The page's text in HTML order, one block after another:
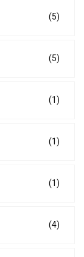
(5)
(5)
(1)
(1)
(1)
(4)